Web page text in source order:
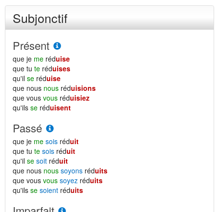
Subjonctif
Présent
que je me réduise
que tu te réduises
qu'il se réduise
que nous nous réduisions
que vous vous réduisiez
qu'ils se réduisent
Passé
que je me sois réduit
que tu te sois réduit
qu'il se soit réduit
que nous nous soyons réduits
que vous vous soyez réduits
qu'ils se soient réduits